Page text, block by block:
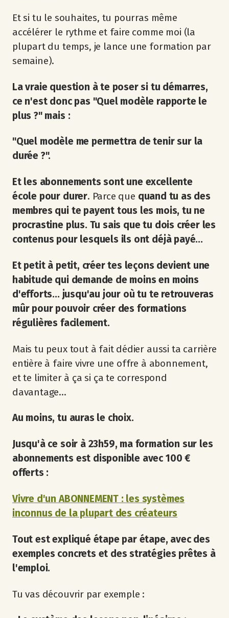
Et si tu le souhaites, tu pourras même
accélérer le rythme et faire comme moi (la
plupart du temps, je lance une formation par
semaine).
La vraie question à te poser si tu démarres,
ce n'est donc pas "Quel modèle rapporte le
plus ?" mais :
"Quel modèle me permettra de tenir sur la
durée ?".
Et les abonnements sont une excellente
école pour durer. Parce que quand tu as des
membres qui te payent tous les mois, tu ne
procrastine plus. Tu sais que tu dois créer les
contenus pour lesquels ils ont déjà payé...
Et petit à petit, créer tes leçons devient une
habitude qui demande de moins en moins
d'efforts... jusqu'au jour où tu te retrouveras
mûr pour pouvoir créer des formations
régulières facilement.
Mais tu peux tout à fait dédier aussi ta carrière
entière à faire vivre une offre à abonnement,
et te limiter à ça si ça te correspond
davantage...
Au moins, tu auras le choix.
Jusqu'à ce soir à 23h59, ma formation sur les
abonnements est disponible avec 100 €
offerts :
Vivre d'un ABONNEMENT : les systèmes
inconnus de la plupart des créateurs
Tout est expliqué étape par étape, avec des
exemples concrets et des stratégies prêtes à
l'emploi.
Tu vas découvrir par exemple :